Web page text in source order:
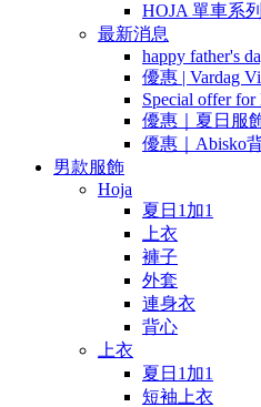
HOJA 單車系列
最新消息
happy father's
優惠 | Vardag
Special offer
優惠｜夏日服
優惠｜Abisko
男款服飾
Hoja
夏日1加1
上衣
褲子
外套
連身衣
背心
上衣
夏日1加1
短袖上衣